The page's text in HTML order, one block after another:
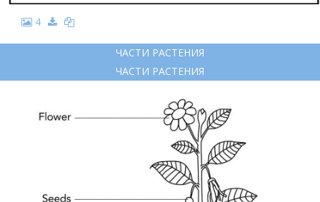
4
ЧАСТИ РАСТЕНИЯ
ЧАСТИ РАСТЕНИЯ